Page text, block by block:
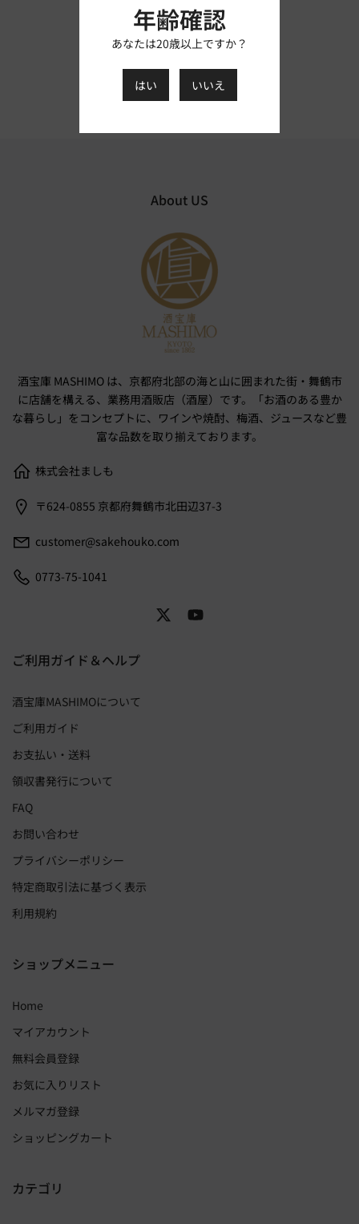
About US
酒宝庫 MASHIMO は、京都府北部の海と山に囲まれた街・舞鶴市
に店舗を構える、業務用酒販店（酒屋）です。「お酒のある豊か
な暮らし」をコンセプトに、ワインや焼酎、梅酒、ジュースなど豊
富な品数を取り揃えております。
株式会社ましも
〒624-0855 京都府舞鶴市北田辺37-3
customer@sakehouko.com
0773-75-1041
ご利用ガイド＆ヘルプ
酒宝庫MASHIMOについて
ご利用ガイド
お支払い・送料
領収書発行について
FAQ
お問い合わせ
プライバシーポリシー
特定商取引法に基づく表示
利用規約
ショップメニュー
Home
マイアカウント
無料会員登録
お気に入りリスト
メルマガ登録
ショッピングカート
カテゴリ
年齢確認
あなたは20歳以上ですか？
はい いいえ